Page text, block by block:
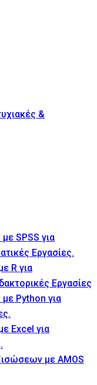
&
SPSS για
Εργασίες.
R για
Εργασίες
Python για
Excel για
με AMOS